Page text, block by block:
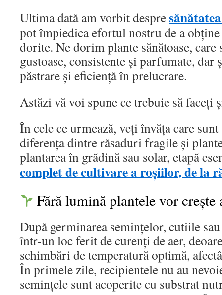
Ultima dată am vorbit despre
pot împiedica efortul nostru de a
dorite. Ne dorim plante sănătoase, care
gustoase, consistente și parfumate, dar
păstrare și eficiență în prelucrare.
Astăzi vă voi spune ce trebuie să faceți
În cele ce urmează, veți învăța care
diferența dintre răsaduri fragile și
plantarea în grădină sau solar, etapă
complet de cultivare a roșiilor, de la
Fără lumină plantele vor
După germinarea semințelor, cutiile
într-un loc ferit de curenți de aer,
schimbări de temperatură optimă,
În primele zile, recipientele nu au
semințele sunt acoperite cu substrat